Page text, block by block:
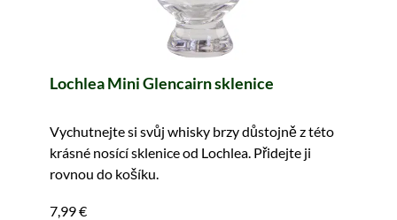
Lochlea Mini Glencairn sklenice
Vychutnejte si svůj whisky brzy důstojně z této
krásné nosící sklenice od Lochlea. Přidejte ji
rovnou do košíku.
7,99 €